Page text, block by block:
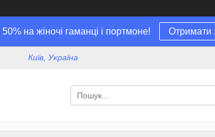
на жіночі гаманці і портмоне! Отримати
Київ, Україна